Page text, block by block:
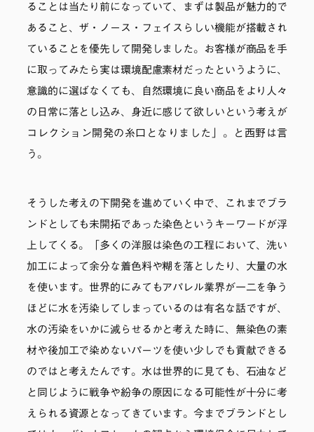
ることは当たり前になっていて、まずは製品が魅力的で
あること、ザ・ノース・フェイスらしい機能が搭載され
ていることを優先して開発しました。お客様が商品を手
に取ってみたら実は環境配慮素材だったというように、
意識的に選ばなくても、自然環境に良い商品をより人々
の日常に落とし込み、身近に感じて欲しいという考えが
コレクション開発の糸口となりました」。と西野は言
う。
そうした考えの下開発を進めていく中で、これまでブラ
ンドとしても未開拓であった染色というキーワードが浮
上してくる。「多くの洋服は染色の工程において、洗い
加工によって余分な着色料や糊を落としたり、大量の水
を使います。世界的にみてもアパレル業界が一二を争う
ほどに水を汚染してしまっているのは有名な話ですが、
水の汚染をいかに減らせるかと考えた時に、無染色の素
材や後加工で染めないパーツを使い少しでも貢献できる
のではと考えたんです。水は世界的に見ても、石油など
と同じように戦争や紛争の原因になる可能性が十分に考
えられる資源となってきています。今までブランドとし